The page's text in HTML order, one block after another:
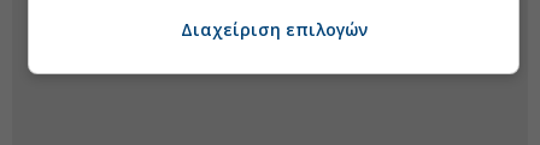
Διαχείριση επιλογών